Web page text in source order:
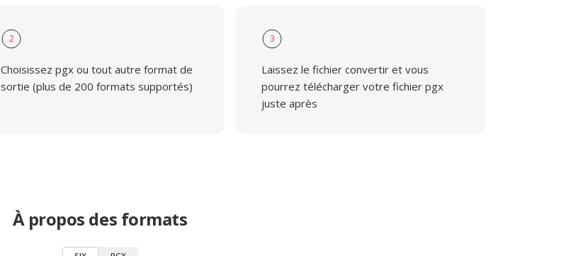
2
Choisissez pgx ou tout autre format de
sortie (plus de 200 formats supportés)
3
Laissez le fichier convertir et vous
pourrez télécharger votre fichier pgx
juste après
À propos des formats